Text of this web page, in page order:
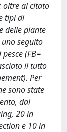
oltre al citato
tipi di
delle piante
seguito
(FB=
il tutto
Per
sono state
dal
20 in
e 10 in